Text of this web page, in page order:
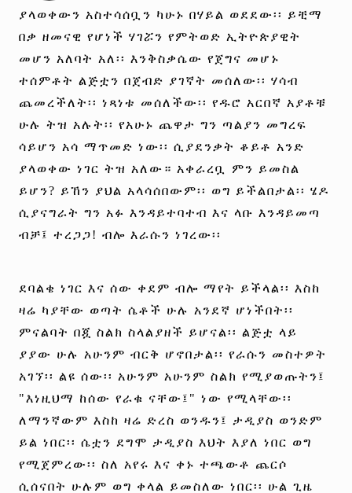
ያላወቀውን አስተሳሰቧን ካሁኑ በሃይል ወደደው፡፡ ይቺማ
በቃ ዘመናዊ የሆነች ሃገሯን የምትወድ ኢትዮጵያዊት
መሆን አለባት አለ፡፡ እንቅስቃሴው የጀግና መሆኑ
ተሰምቶት ልጅቷን በጀብድ ያገኛት መሰለው፡፡ ሃሳብ
ጨመረችለት፡፡ ነጻነቱ መሰለችው፡፡ የዱሮ አርበኛ አያቶቹ
ሁሉ ትዝ አሉት፡፡ የአሁኑ ጨዋታ ግን ጣልያን መግረፍ
ሳይሆን አሳ ማጥመድ ነው፡፡ ሲያደንቃት ቆይቶ አንድ
ያላወቀው ነገር ትዝ አለው። አቀራረቧ ምን ይመስል
ይሆን? ይኸን ያህል አላሳሰበውም፡፡ ወግ ይችልበታል፡፡ ሄዶ
ሲያናግራት ግን አፉ እንዳይተባተብ እና ላቡ እንዳይመጣ
ብቻ፤ ተረጋጋ! ብሎ እራሱን ነገረው፡፡
ደባልቄ ነገር እና ሰው ቀደም ብሎ ማየት ይችላል፡፡ እስከ
ዛሬ ካያቸው ወጣት ሴቶች ሁሉ አንደኛ ሆነችበት፡፡
ምናልባት በጇ ስልክ ስላልያዘች ይሆናል፡፡ ልጅቷ ላይ
ያያው ሁሉ አሁንም ብርቅ ሆኖበታል፡፡ የራሱን መስተዎት
አገኘ፡፡ ልዩ ሰው፡፡ አሁንም አሁንም ስልክ የሚያወጡትን፤
"እነዚህማ ከሰው የራቁ ናቸው፤" ነው የሚላቸው፡፡
ለማንኛውም እስከ ዛሬ ድረስ ወንዱን፤ ታዲያስ ወንድም
ይል ነበር፡፡ ሴቷን ደግሞ ታዲያስ እህት እያለ ነበር ወግ
የሚጀምረው፡፡ ስለ አየሩ እና ቀኑ ተጫውቶ ጨርሶ
ሲሰናበት ሁሉም ወግ ቀላል ይመስለው ነበር፡፡ ሁል ጊዜ